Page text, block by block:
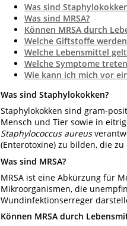
Was sind
Was sind MRSA?
Können MRSA durch
Welche Giftstoffe
Welche Lebensmittel
Welche Symptome
Wie kann ich mich vor
Was sind Staphylokokken?
Staphylokokken sind gram-
Mensch und Tier sowie in
Staphylococcus aureus
(Enterotoxine) zu bilden, die
Was sind MRSA?
MRSA ist eine Abkürzung für
Mikroorganismen, die
Wundinfektionserreger
Können MRSA durch